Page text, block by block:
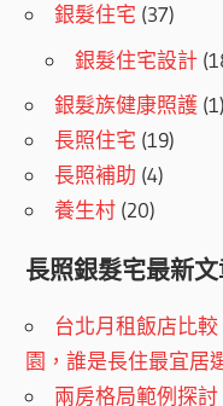
銀髮住宅 (37)
銀髮住宅設計
銀髮族健康照護 (1)
長照住宅 (19)
長照補助 (4)
養生村 (20)
長照銀髮宅最新
台北月租飯店比
園，誰是長住最宜居
兩房格局範例探